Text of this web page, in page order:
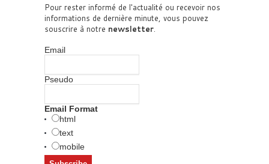
Pour rester informé de l'actualité ou recevoir nos
informations de dernière minute, vous pouvez
souscrire à notre newsletter.
Email
Pseudo
Email Format
html
text
mobile